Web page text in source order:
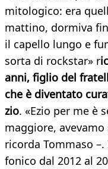
mitologico: era
mattino, dormiva
il capello lungo e
sorta di rockstar» r
anni, figlio del
che è diventato
zio. «Ezio per me è
maggiore,
ricorda Tommaso
fonico dal 2012 al